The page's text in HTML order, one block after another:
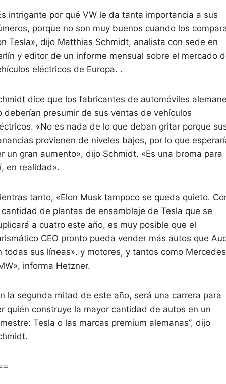
intrigante por qué VW le da tanta importancia a sus
porque no son muy buenos cuando los
Tesla», dijo Matthias Schmidt, analista con sede en
y editor de un informe mensual sobre el mercado
eléctricos de Europa. .
dice que los fabricantes de automóviles
deberían presumir de sus ventas de vehículos
«No es nada de lo que deban gritar porque
provienen de niveles bajos, por lo que
un gran aumento», dijo Schmidt. «Es una broma para
en realidad».
tanto, «Elon Musk tampoco se queda quieto.
de plantas de ensamblaje de Tesla que se
a cuatro este año, es muy posible que el
CEO pronto pueda vender más autos que
todas sus líneas». y motores, y tantos como
informa Hetzner.
la segunda mitad de este año, será una carrera para
quién construye la mayor cantidad de autos en un
Tesla o las marcas premium alemanas”, dijo